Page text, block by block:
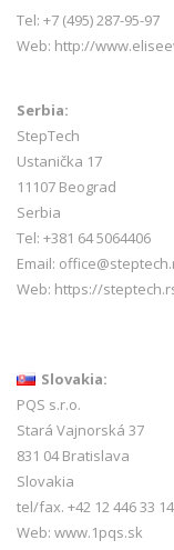
Tel: +7 (495) 287-95-97
Web: http://
Serbia:
StepTech
Ustanička 17
11107 Beograd
Serbia
Tel: +381 64 5064406
Email:
Web: https://
Slovakia:
PQS s.r.o.
Stará Vajnorská 37
831 04 Bratislava
Slovakia
tel/fax. +42 12 446 33
Web: www.1pqs.sk